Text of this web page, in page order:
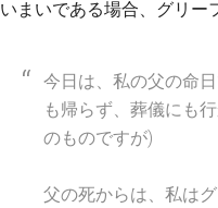
いまいである場合、グリー
今日は、私の父の命
も帰らず、葬儀にも
のものですが)
父の死からは、私は